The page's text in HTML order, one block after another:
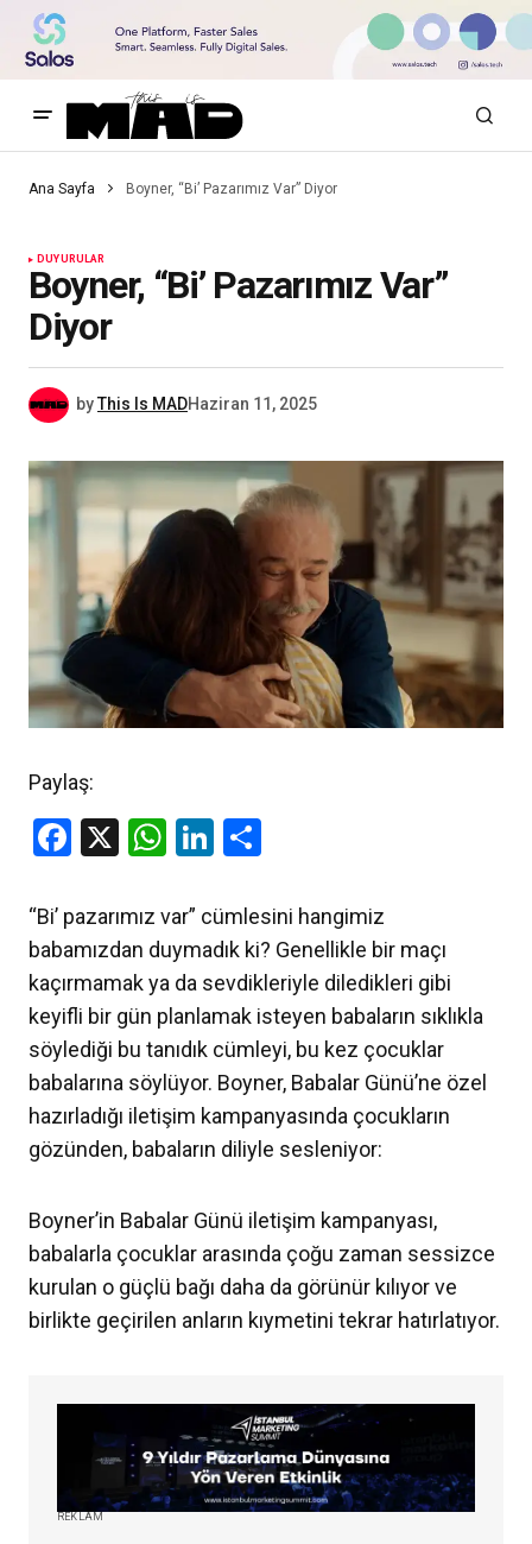
Ana Sayfa Boyner, “Bi’ Pazarımız Var” Diyor
DUYURULAR
Boyner, “Bi’ Pazarımız Var”
Diyor
byThis Is MADHaziran 11, 2025
Paylaş:
Facebook
X WhatsApp
LinkedIn
“Bi’ pazarımız var” cümlesini hangimiz
babamızdan duymadık ki? Genellikle bir maçı
kaçırmamak ya da sevdikleriyle diledikleri gibi
keyifli bir gün planlamak isteyen babaların sıklıkla
söylediği bu tanıdık cümleyi, bu kez çocuklar
babalarına söylüyor. Boyner, Babalar Günü’ne özel
hazırladığı iletişim kampanyasında çocukların
gözünden, babaların diliyle sesleniyor:
Boyner’in Babalar Günü iletişim kampanyası,
babalarla çocuklar arasında çoğu zaman sessizce
kurulan o güçlü bağı daha da görünür kılıyor ve
birlikte geçirilen anların kıymetini tekrar hatırlatıyor.
REKLAM